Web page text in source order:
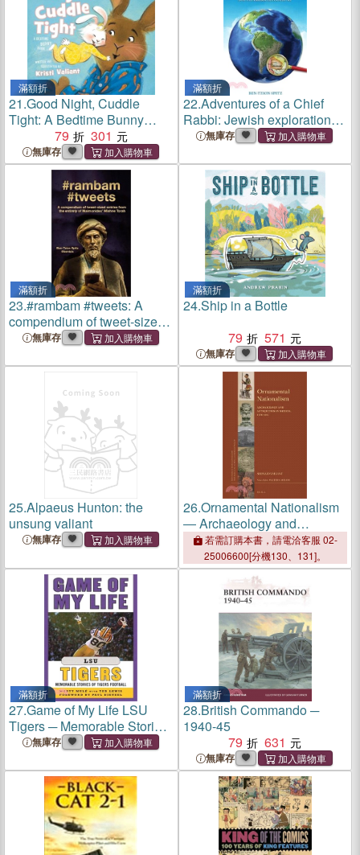
滿額折
21.Good Night, Cuddle
Tight: A Bedtime Bunny
79 301
無庫存
滿額折
22.Adventures of a Chief
Rabbi: Jewish explorations
of a small South American
無庫存
滿額折
23.#rambam #tweets: A
compendium of tweet-sized
entries from the entirety of
無庫存
滿額折
24.Ship in a Bottle
79
571
無庫存
25.Alpaeus Hunton: the
unsung valiant
無庫存
26.Ornamental Nationalism
― Archaeology and
Antiquities in Mexico, 1876-
1911
若需訂購本書，請電洽客服 02-
25006600[分機130、131]。
滿額折
27.Game of My Life LSU
Tigers ─ Memorable Stories
of Tigers Football
無庫存
滿額折
28.British Commando ─
1940-45
79
631
無庫存